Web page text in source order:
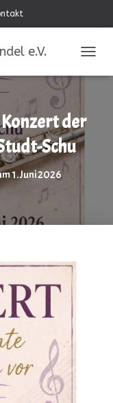
e.V.
der
Schu
1. Juni 2026